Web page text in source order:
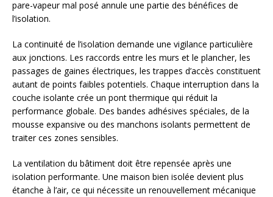
pare-vapeur mal posé annule une partie des bénéfices de
l’isolation.
La continuité de l’isolation demande une vigilance particulière
aux jonctions. Les raccords entre les murs et le plancher, les
passages de gaines électriques, les trappes d’accès constituent
autant de points faibles potentiels. Chaque interruption dans la
couche isolante crée un pont thermique qui réduit la
performance globale. Des bandes adhésives spéciales, de la
mousse expansive ou des manchons isolants permettent de
traiter ces zones sensibles.
La ventilation du bâtiment doit être repensée après une
isolation performante. Une maison bien isolée devient plus
étanche à l’air, ce qui nécessite un renouvellement mécanique